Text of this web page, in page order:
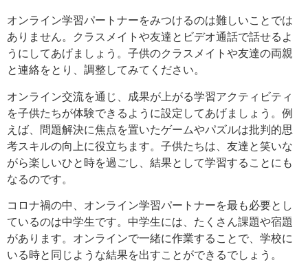
オンライン学習パートナーをみつけるのは難しいことでは
ありません。クラスメイトや友達とビデオ通話で話せるよ
うにしてあげましょう。子供のクラスメイトや友達の両親
と連絡をとり、調整してみてください。
オンライン交流を通じ、成果が上がる学習アクティビティ
を子供たちが体験できるように設定してあげましょう。例
えば、問題解決に焦点を置いたゲームやパズルは批判的思
考スキルの向上に役立ちます。子供たちは、友達と笑いな
がら楽しいひと時を過ごし、結果として学習することにも
なるのです。
コロナ禍の中、オンライン学習パートナーを最も必要とし
ているのは中学生です。中学生には、たくさん課題や宿題
があります。オンラインで一緒に作業することで、学校に
いる時と同じような結果を出すことができるでしょう。